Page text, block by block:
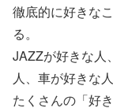
徹底的に好きな
る。
JAZZが好きな人
人、車が好きな人
たくさんの「好